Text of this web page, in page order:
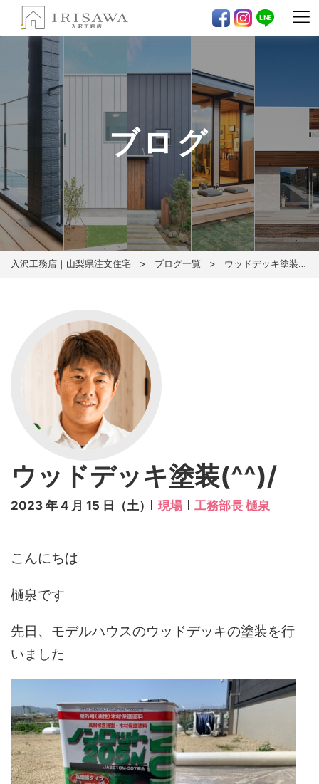
ブログ
入沢工務店｜山梨県注文住宅 ブログ一覧 ウッドデッキ塗装(^^)/
ウッドデッキ塗装(^^)/
2023 年 4 月 15 日（土） 現場 工務部長 樋泉
こんにちは
樋泉です
先日、モデルハウスのウッドデッキの塗装を行
いました